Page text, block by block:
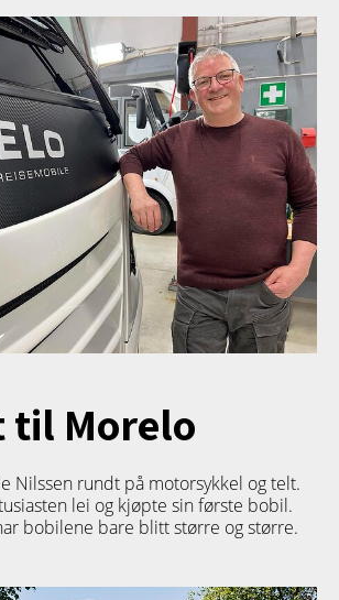
til Morelo
Nilssen rundt på motorsykkel og telt.
lei og kjøpte sin første bobil.
bobilene bare blitt større og større.